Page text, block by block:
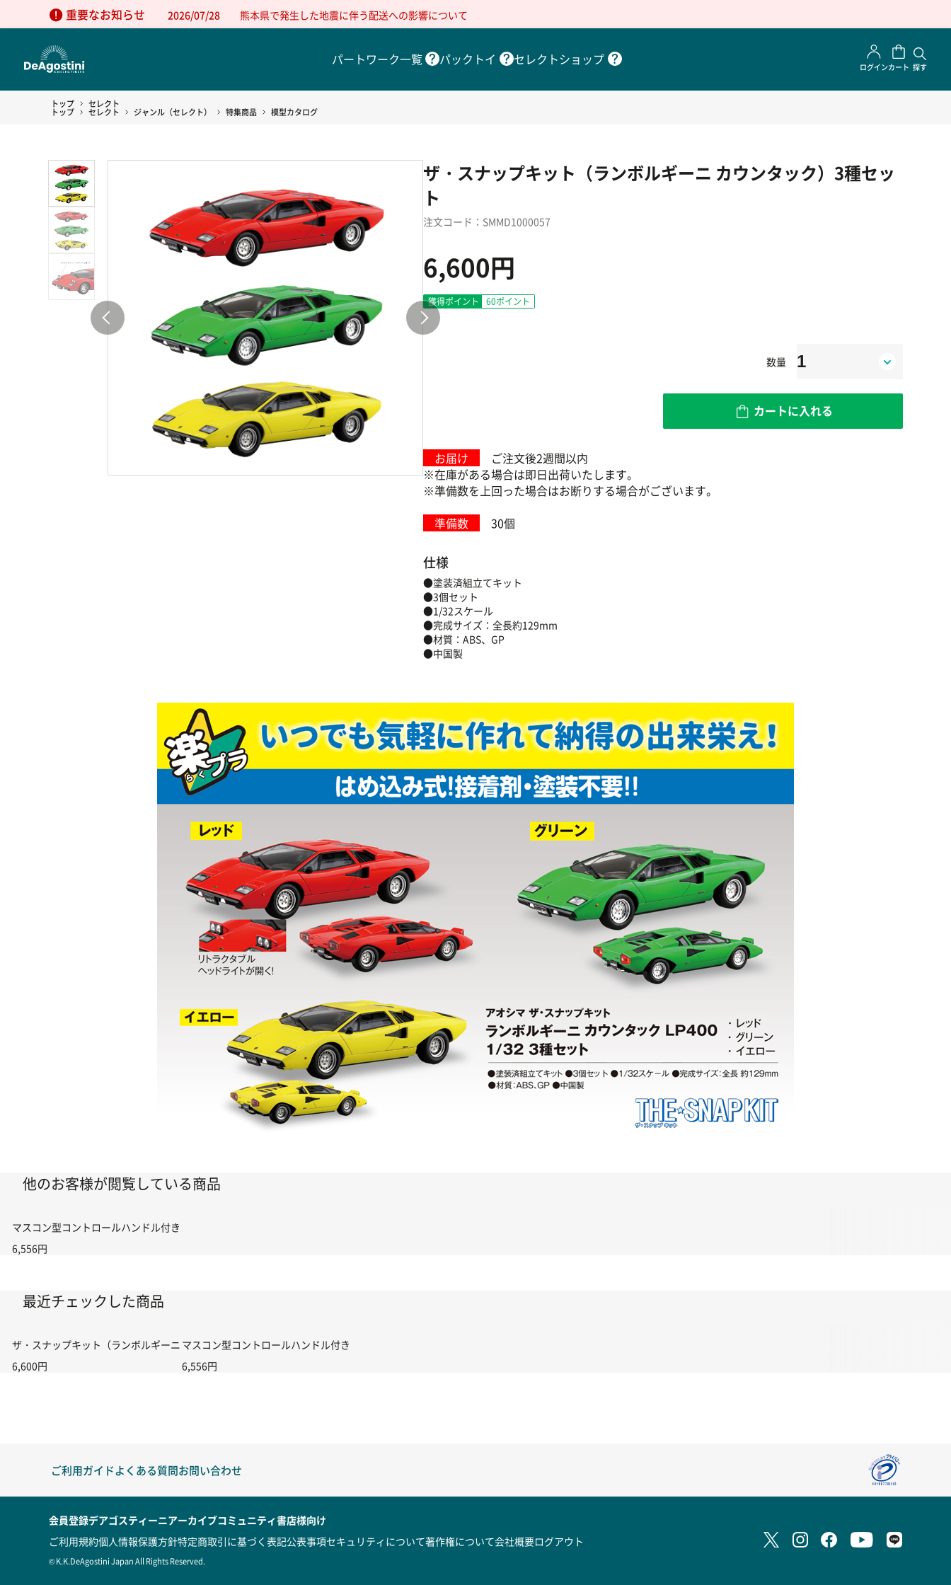
2026/07/28
重要なお知らせ 熊本県で発生した地震に伴う配送への影響について
パートワーク一覧 パックトイ セレクトショップ ログインカート 探す
トップ セレクト
トップ セレクト ジャンル（セレクト） 特集商品 模型カタログ
ザ・スナップキット（ランボルギーニ カウンタック）3種セッ
ト
注文コード：SMMD1000057
6,600円
獲得ポイント 60ポイント
数量
カートに入れる
お届け
ご注文後2週間以内
※在庫がある場合は即日出荷いたします。
※準備数を上回った場合はお断りする場合がございます。
準備数
30個
仕様
●塗装済組立てキット
●3個セット
●1/32スケール
●完成サイズ：全長約129mm
●材質：ABS、GP
●中国製
他のお客様が閲覧している商品
マスコン型コントロールハンドル付き コントローラー＆ポイント切り替えスイッチRC-02/C002 /A062
6,556円
最近チェックした商品
ザ・スナップキット（ランボルギーニ カウンタック）3種セット
6,600円
マスコン型コントロールハンドル付き コントローラー＆ポイント切り替えスイッチRC-02/C002 /A062
6,556円
ご利用ガイドよくある質問お問い合わせ
会員登録デアゴスティーニアーカイブコミュニティ書店様向け
ご利用規約個人情報保護方針特定商取引に基づく表記公表事項セキュリティについて著作権について会社概要ログアウト
© K.K.DeAgostini Japan All Rights Reserved.